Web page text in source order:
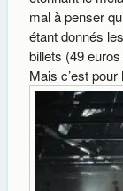
mal à penser
étant donnés
billets (49
Mais c’est